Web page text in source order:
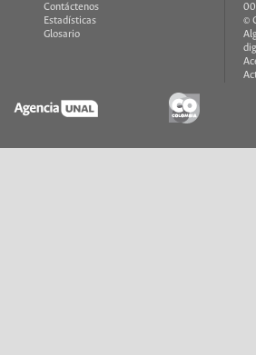
Contáctenos
Estadísticas
Glosario
©